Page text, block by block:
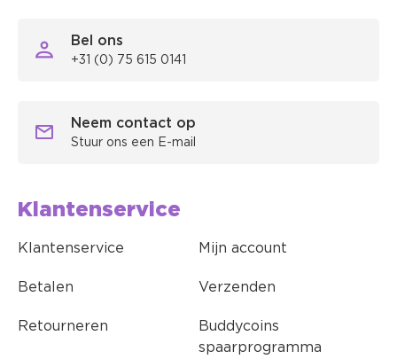
Bel ons
+31 (0) 75 615 0141
Neem contact op
Stuur ons een E-mail
Klantenservice
Klantenservice Mijn account
Betalen Verzenden
Retourneren
Buddycoins
spaarprogramma